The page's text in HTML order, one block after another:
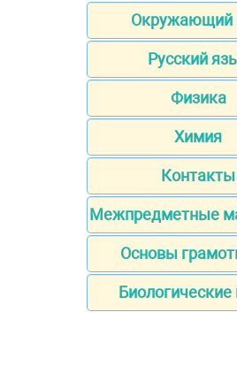
Окружающий
Русский
Физика
Химия
Контакты
Межпредметные
Основы
Биологические